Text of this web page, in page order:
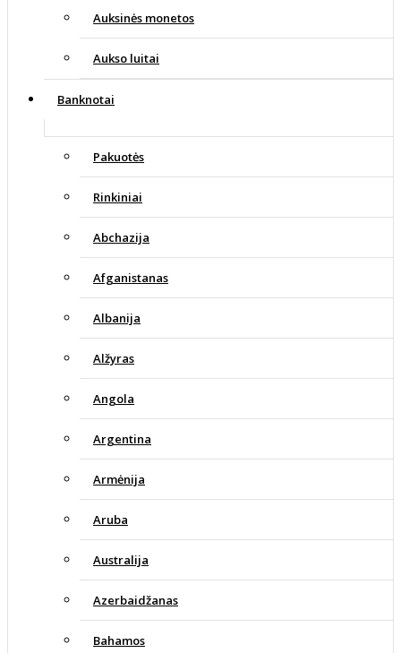
Auksinės monetos
Aukso luitai
Banknotai
Pakuotės
Rinkiniai
Abchazija
Afganistanas
Albanija
Alžyras
Angola
Argentina
Armėnija
Aruba
Australija
Azerbaidžanas
Bahamos